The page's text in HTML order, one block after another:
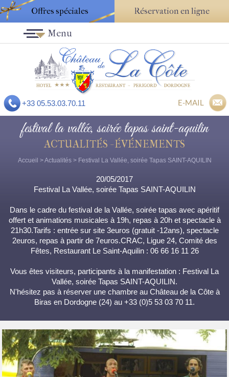
Offres spéciales Réservation en ligne
+33 05.53.03.70.11 E-MAIL
Menu
festival la vallée, soirée tapas saint-aquilin
ACTUALITÉS - ÉVÉNEMENTS
Accueil >Actualités> Festival La Vallée, soirée Tapas SAINT-AQUILIN
20/05/2017
Festival La Vallée, soirée Tapas SAINT-AQUILIN
Dans le cadre du festival de la Vallée, soirée tapas avec apéritif
offert et animations musicales à 19h, repas à 20h et spectacle à
21h30.Tarifs : entrée sur site 3euros (gratuit -12ans), spectacle
2euros, repas à partir de 7euros.CRAC, Ligue 24, Comité des
Fêtes, Restaurant Le Saint-Aquilin : 06 66 16 11 26
Vous êtes visiteurs, participants à la manifestation : Festival La
Vallée, soirée Tapas SAINT-AQUILIN.
N'hésitez pas à réserver une chambre au Château de la Côte à
Biras en Dordogne (24) au +33 (0)5 53 03 70 11.